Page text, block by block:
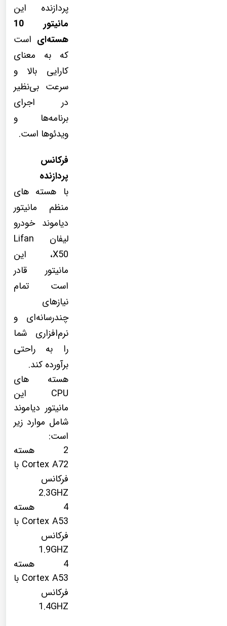
پردازنده این
مانیتور 10
هسته‌ای است
که به معنای
کارایی بالا و
سرعت بی‌نظیر
در اجرای
برنامه‌ها و
ویدئوها است.
فرکانس
پردازنده
با هسته های
منظم مانیتور
دیاموند خودرو
لیفان Lifan
X50، این
مانیتور قادر
است تمام
نیازهای
چندرسانه‌ای و
نرم‌افزاری شما
را به راحتی
برآورده کند.
هسته های
CPU این
مانیتور دیاموند
شامل موارد زیر
است:
2 هسته
Cortex A72 با
فرکانس
2.3GHZ
4 هسته
Cortex A53 با
فرکانس
1.9GHZ
4 هسته
Cortex A53 با
فرکانس
1.4GHZ